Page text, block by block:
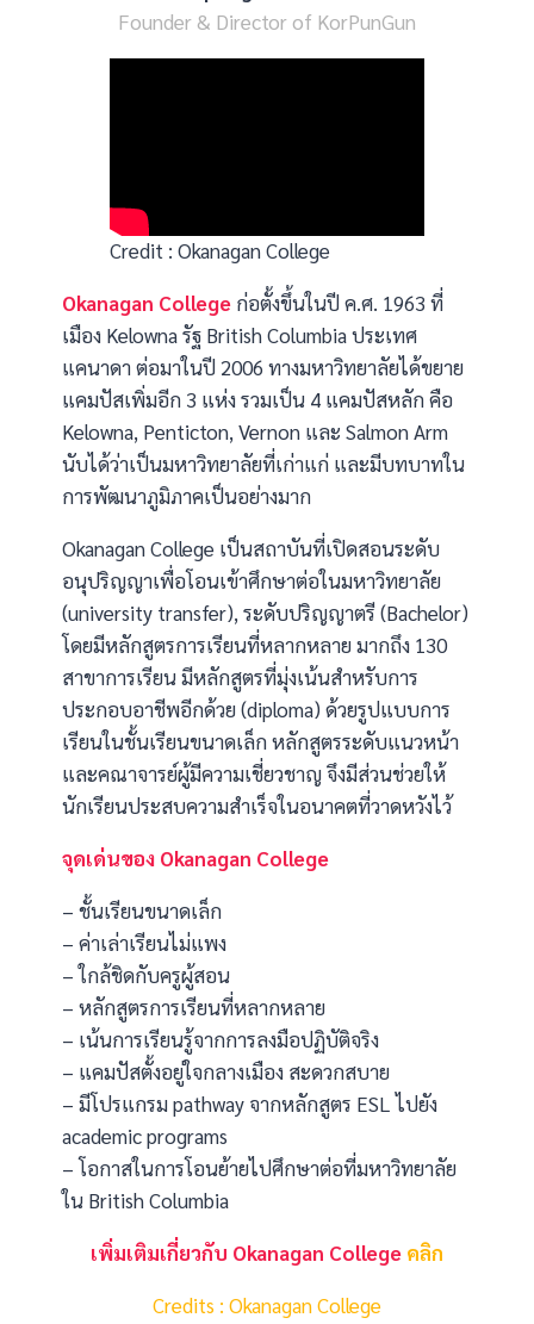
Founder & Director of KorPunGun
Credit : Okanagan College
Okanagan College ก่อตั้งขึ้นในปี ค.ศ. 1963 ที่
เมือง Kelowna รัฐ British Columbia ประเทศ
แคนาดา ต่อมาในปี 2006 ทางมหาวิทยาลัยได้ขยาย
แคมปัสเพิ่มอีก 3 แห่ง รวมเป็น 4 แคมปัสหลัก คือ
Kelowna, Penticton, Vernon และ Salmon Arm
นับได้ว่าเป็นมหาวิทยาลัยที่เก่าแก่ และมีบทบาทใน
การพัฒนาภูมิภาคเป็นอย่างมาก
Okanagan College เป็นสถาบันที่เปิดสอนระดับ
อนุปริญญาเพื่อโอนเข้าศึกษาต่อในมหาวิทยาลัย
(university transfer), ระดับปริญญาตรี (Bachelor)
โดยมีหลักสูตรการเรียนที่หลากหลาย มากถึง 130
สาขาการเรียน มีหลักสูตรที่มุ่งเน้นสำหรับการ
ประกอบอาชีพอีกด้วย (diploma) ด้วยรูปแบบการ
เรียนในชั้นเรียนขนาดเล็ก หลักสูตรระดับแนวหน้า
และคณาจารย์ผู้มีความเชี่ยวชาญ จึงมีส่วนช่วยให้
นักเรียนประสบความสำเร็จในอนาคตที่วาดหวังไว้
จุดเด่นของ Okanagan College
– ชั้นเรียนขนาดเล็ก
– ค่าเล่าเรียนไม่แพง
– ใกล้ชิดกับครูผู้สอน
– หลักสูตรการเรียนที่หลากหลาย
– เน้นการเรียนรู้จากการลงมือปฏิบัติจริง
– แคมปัสตั้งอยู่ใจกลางเมือง สะดวกสบาย
– มีโปรแกรม pathway จากหลักสูตร ESL ไปยัง
academic programs
– โอกาสในการโอนย้ายไปศึกษาต่อที่มหาวิทยาลัย
ใน British Columbia
เพิ่มเติมเกี่ยวกับ Okanagan College คลิก
Credits : Okanagan College